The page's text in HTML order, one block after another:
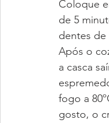
Coloque
de 5
dentes de
Após o
a casca
fogo a
gosto, o